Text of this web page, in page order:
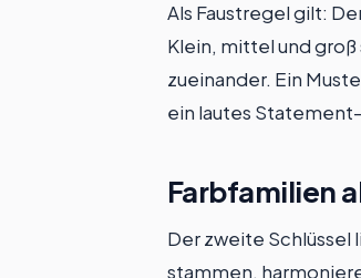
Als Faustregel gilt:
Klein, mittel und groß
zueinander. Ein
ein lautes
Farbfamilien
Der zweite Schlüssel
stammen,